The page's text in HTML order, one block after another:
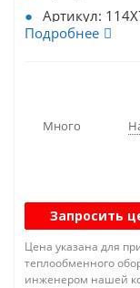
Артикул:
Тип (Модель):
Тип:
Q₀, кВт: 8,1
Модель
Подробнее
Много
Запросить
Цена указана для
теплообменного
инженером нашей